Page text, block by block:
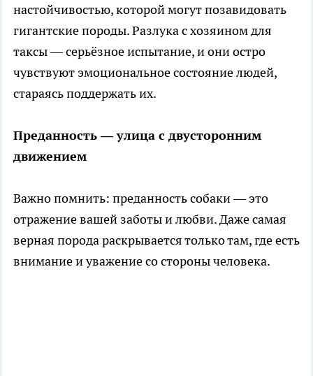
настойчивостью, которой могут позавидовать
гигантские породы. Разлука с хозяином для
таксы — серьёзное испытание, и они остро
чувствуют эмоциональное состояние людей,
стараясь поддержать их.
Преданность — улица с двусторонним
движением
Важно помнить: преданность собаки — это
отражение вашей заботы и любви. Даже самая
верная порода раскрывается только там, где есть
внимание и уважение со стороны человека.